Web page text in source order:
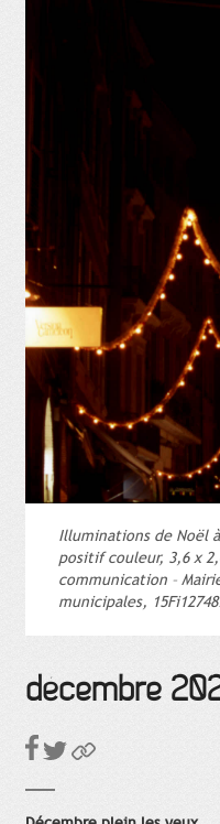
Illuminations de Noël
positif couleur, 3,6 x
communication –
municipales,
décembre